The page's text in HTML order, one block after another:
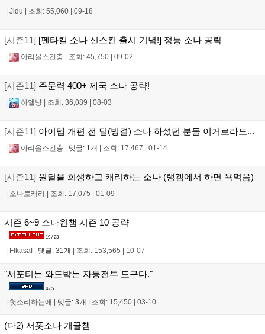
| Jidu | 조회: 55,060 | 09-18
[시즌11] [펜타킬 소나 신스킨 출시 기념!] 정통 소나 공략
| 아리올스킨충 | 조회: 45,750 | 09-02
[시즌11] 주문력 400+ 제국 소나 공략!
| 하엘냥 | 조회: 36,089 | 08-03
[시즌11] 아이템 개편 전 딜(빙결) 소나 하셨던 분들 이거로라도...
| 아리올스킨충 | 댓글: 1개 | 조회: 17,467 | 01-14
[시즌11] 원딜을 희생하고 캐리하는 소나 (랭겜에서 하면 욕먹음)
| 소나로캐리 | 조회: 17,075 | 01-09
시즌 6~9 소나원챔 시즌 10 공략
19 / 23
Flkasaf| 댓글: 31개 조회: 153,565 10-07
"서포터는 와드박는 자동전투 도구다."
4 / 5
헛소리하는애 댓글: 3개 조회: 15,450 03-10
(다2) 서폿소나 개꿀챔